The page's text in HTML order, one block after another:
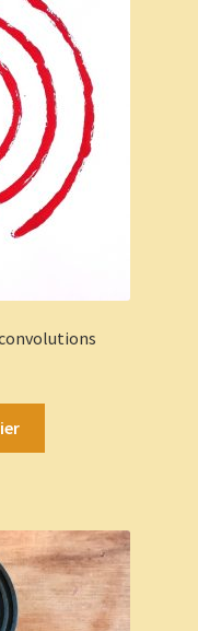
choisies
sur
la
page
du
produit